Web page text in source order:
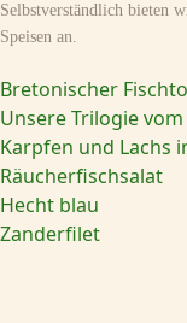
Selbstverständlich bieten
Speisen an.
Bretonischer
Unsere Trilogie vom
Karpfen und Lachs
Räucherfischsalat
Hecht blau
Zanderfilet